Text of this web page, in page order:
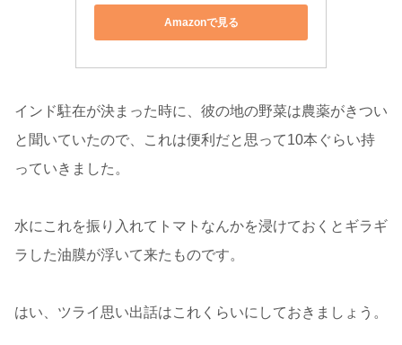
Amazonで見る
インド駐在が決まった時に、彼の地の野菜は農薬がきつい
と聞いていたので、これは便利だと思って10本ぐらい持
っていきました。
水にこれを振り入れてトマトなんかを浸けておくとギラギ
ラした油膜が浮いて来たものです。
はい、ツライ思い出話はこれくらいにしておきましょう。